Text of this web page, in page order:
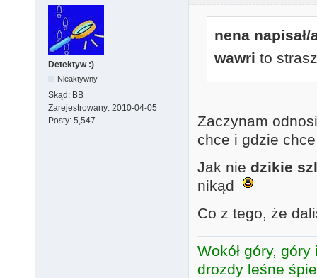
Detektyw :)
Nieaktywny
Skąd: BB
Zarejestrowany: 2010-04-05
Posty: 5,547
nena napisał/
wawri to
Zaczynam
chce i gdzie
Jak nie dzikie
nikąd
Co z tego, że
Wokół góry,
drozdy leśne